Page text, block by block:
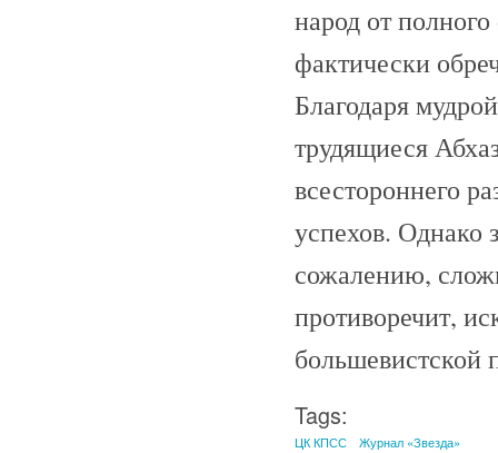
народ от
фактически
Благодаря
трудящиеся
всестороннего
успехов. Однако
сожалению,
противоречит,
большевистской
Tags:
ЦК КПСС Журнал «Звезда»